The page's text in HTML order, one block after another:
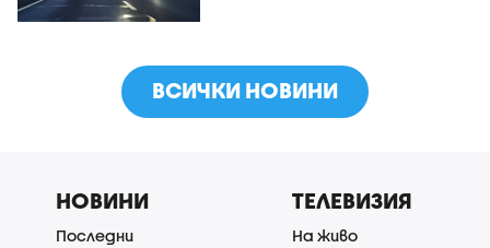
ВСИЧКИ НОВИНИ
НОВИНИ
Последни
ТЕЛЕВИЗИЯ
На живо